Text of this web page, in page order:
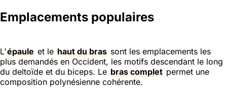
Emplacements populaires
L’épaule et le haut du bras sont les emplacements les
plus demandés en Occident, les motifs descendant le long
du deltoïde et du biceps. Le bras complet permet une
composition polynésienne cohérente.